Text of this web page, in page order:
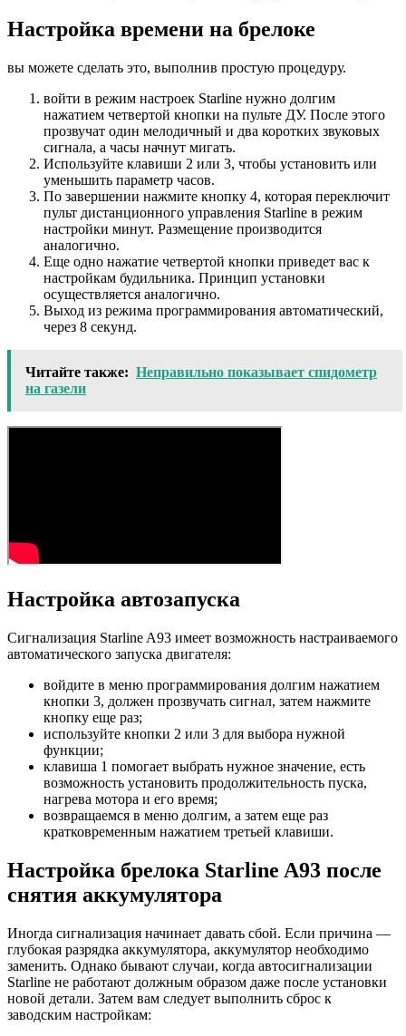
Настройка времени на брелоке
вы можете сделать это, выполнив простую процедуру.
войти в режим настроек Starline нужно долгим
нажатием четвертой кнопки на пульте ДУ. После этого
прозвучат один мелодичный и два коротких звуковых
сигнала, а часы начнут мигать.
Используйте клавиши 2 или 3, чтобы установить или
уменьшить параметр часов.
По завершении нажмите кнопку 4, которая переключит
пульт дистанционного управления Starline в режим
настройки минут. Размещение производится
аналогично.
Еще одно нажатие четвертой кнопки приведет вас к
настройкам будильника. Принцип установки
осуществляется аналогично.
Выход из режима программирования автоматический,
через 8 секунд.
Читайте также: Неправильно показывает спидометр
на газели
Настройка автозапуска
Сигнализация Starline A93 имеет возможность настраиваемого
автоматического запуска двигателя:
войдите в меню программирования долгим нажатием
кнопки 3, должен прозвучать сигнал, затем нажмите
кнопку еще раз;
используйте кнопки 2 или 3 для выбора нужной
функции;
клавиша 1 помогает выбрать нужное значение, есть
возможность установить продолжительность пуска,
нагрева мотора и его время;
возвращаемся в меню долгим, а затем еще раз
кратковременным нажатием третьей клавиши.
Настройка брелока Starline A93 после
снятия аккумулятора
Иногда сигнализация начинает давать сбой. Если причина —
глубокая разрядка аккумулятора, аккумулятор необходимо
заменить. Однако бывают случаи, когда автосигнализации
Starline не работают должным образом даже после установки
новой детали. Затем вам следует выполнить сброс к
заводским настройкам: